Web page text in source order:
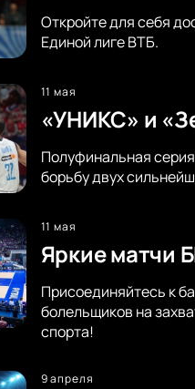
Откройте для себя
Единой лиге ВТБ.
11 мая
«УНИКС» и
Полуфинальная
борьбу двух
11 мая
Яркие матчи
Присоединяйтесь к
болельщиков на
спорта!
9 апреля